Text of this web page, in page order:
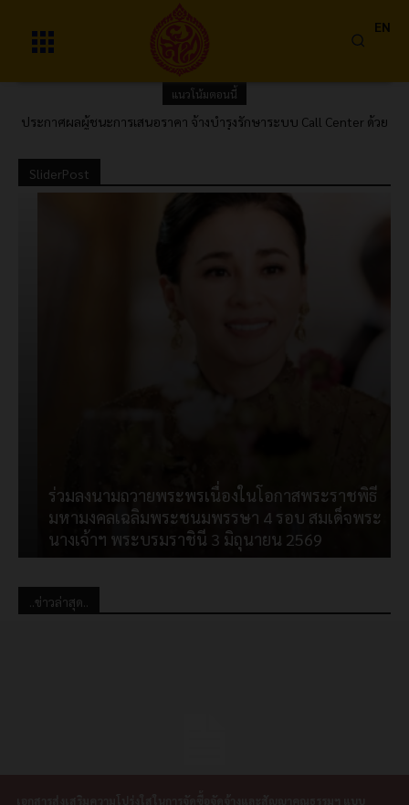
EN
แนวโน้มตอนนี้
ประกาศผลผู้ชนะการเสนอราคา จ้างบำรุงรักษาระบบ Call Center ด้วย
SliderPost
ร่วมลงนามถวายพระพรเนื่องในโอกาสพระราชพิธี
มหามงคลเฉลิมพระชนมพรรษา 4 รอบ สมเด็จพระ
นางเจ้าฯ พระบรมราชินี 3 มิถุนายน 2569
..ข่าวล่าสุด..